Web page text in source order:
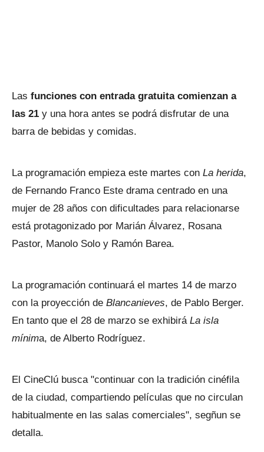
Las funciones con entrada gratuita comienzan a
las 21 y una hora antes se podrá disfrutar de una
barra de bebidas y comidas.
La programación empieza este martes con La herida,
de Fernando Franco Este drama centrado en una
mujer de 28 años con dificultades para relacionarse
está protagonizado por Marián Álvarez, Rosana
Pastor, Manolo Solo y Ramón Barea.
La programación continuará el martes 14 de marzo
con la proyección de Blancanieves, de Pablo Berger.
En tanto que el 28 de marzo se exhibiráLa isla
mínima, de Alberto Rodríguez.
El CineClú busca "continuar con la tradición cinéfila
de la ciudad, compartiendo películas que no circulan
habitualmente en las salas comerciales", segñun se
detalla.